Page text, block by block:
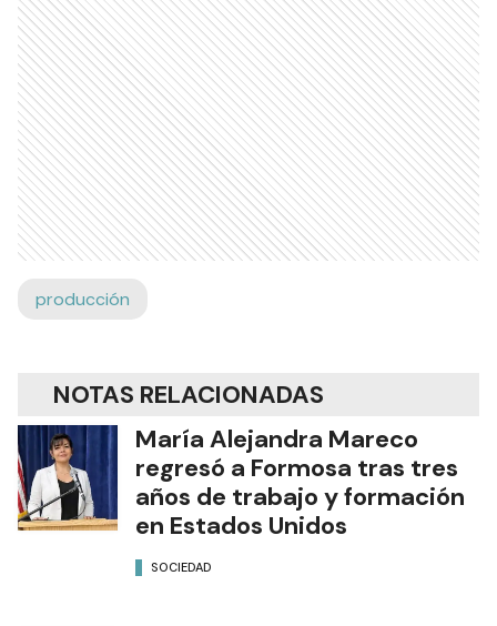
producción
NOTAS RELACIONADAS
María Alejandra Mareco
regresó a Formosa tras tres
años de trabajo y formación
en Estados Unidos
SOCIEDAD